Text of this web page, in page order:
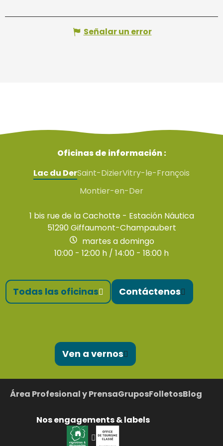
Señalar un error
Oficinas de información :
Lac du DerSaint-DizierVitry-le-François
Montier-en-Der
1 bis rue de la Cachotte - Estación Náutica
51290 Giffaumont-Champaubert
martes a domingo
10:00 - 12:00 h / 14:00 - 18:00 h
Todas las oficinas Contáctenos
Ven a vernos
Área Profesional y PrensaGruposFolletosBlog
Nos engagements & labels